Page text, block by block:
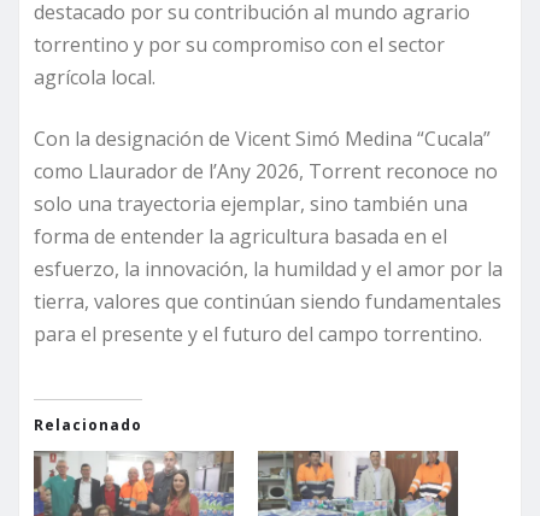
destacado por su contribución al mundo agrario
torrentino y por su compromiso con el sector
agrícola local.
Con la designación de Vicent Simó Medina “Cucala”
como Llaurador de l’Any 2026, Torrent reconoce no
solo una trayectoria ejemplar, sino también una
forma de entender la agricultura basada en el
esfuerzo, la innovación, la humildad y el amor por la
tierra, valores que continúan siendo fundamentales
para el presente y el futuro del campo torrentino.
Relacionado